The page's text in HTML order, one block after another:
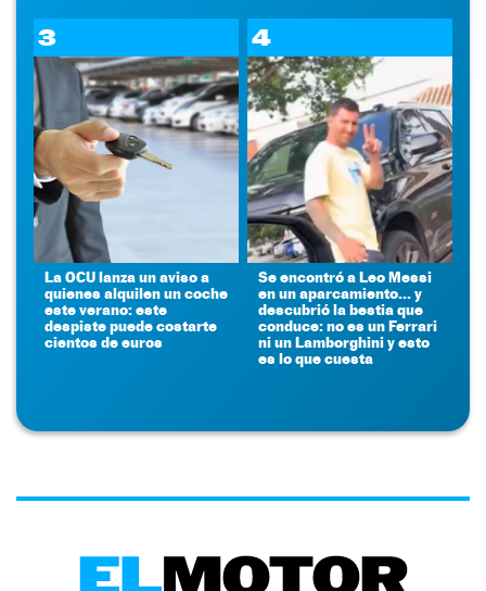
3
La OCU lanza un aviso a
quienes alquilen un coche
este verano: este
despiste puede costarte
cientos de euros
4
Se encontró a Leo Messi
en un aparcamiento... y
descubrió la bestia que
conduce: no es un Ferrari
ni un Lamborghini y esto
es lo que cuesta